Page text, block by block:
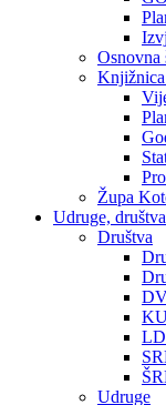
Osnovna
Župa
Udruge,
Društva
LD
Udruge